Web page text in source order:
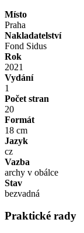
Místo
Praha
Nakladatelství
Fond Sidus
Rok
2021
Vydání
1
Počet stran
20
Formát
18 cm
Jazyk
cz
Vazba
archy v obálce
Stav
bezvadná
Praktické rady